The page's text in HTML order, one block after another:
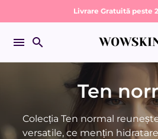
la
conținut
Livrare Gratuită peste
menu search
Ten
Colecția Ten normal
versatile, ce mențin